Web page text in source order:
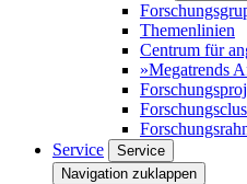
Themenlinien
Centrum für
»Megatrends
Service
Service
Navigation zuklappen